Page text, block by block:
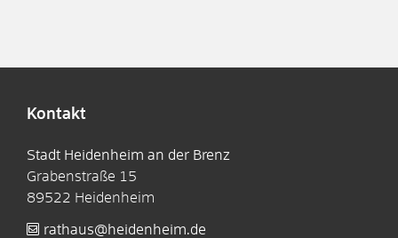
Kontakt
Stadt Heidenheim an der Brenz
Grabenstraße 15
89522 Heidenheim
rathaus@heidenheim.de